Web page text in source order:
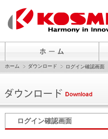
ホーム ダウンロード ログイン確認画面
ログイン確認画面